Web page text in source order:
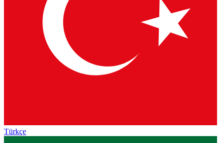
Türkçe